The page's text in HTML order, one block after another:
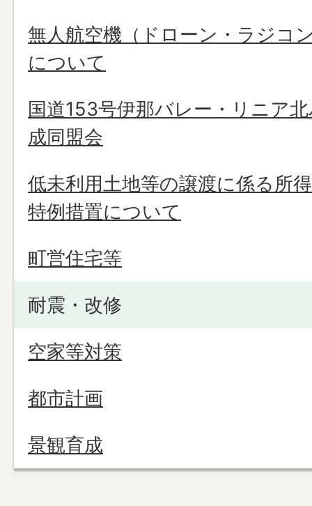
無人航空機（ドローン・ラジコ
について
国道153号伊那バレー・リニア
成同盟会
低未利用土地等の譲渡に係る所
特例措置について
町営住宅等
耐震・改修
空家等対策
都市計画
景観育成